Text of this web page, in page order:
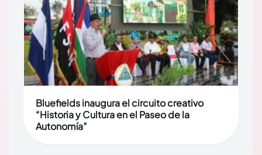
Bluefields inaugura el circuito creativo
“Historia y Cultura en el Paseo de la
Autonomía”